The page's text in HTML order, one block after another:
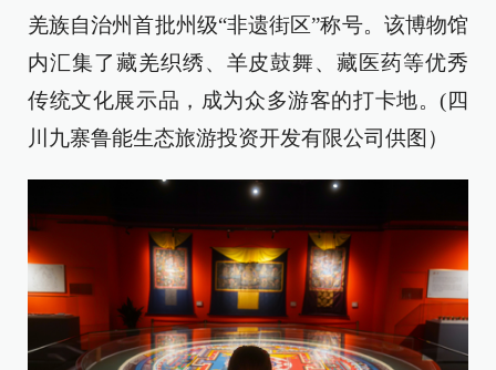
羌族自治州首批州级“非遗街区”称号。该博物馆
内汇集了藏羌织绣、羊皮鼓舞、藏医药等优秀
传统文化展示品，成为众多游客的打卡地。(四
川九寨鲁能生态旅游投资开发有限公司供图）